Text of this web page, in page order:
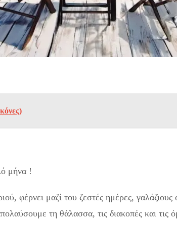
μήνα !
φέρνει μαζί του ζεστές ημέρες, γαλάζιους
τη θάλασσα, τις διακοπές και τις